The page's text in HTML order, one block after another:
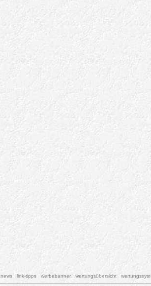
news link-tipps werbebanner wertungsübersicht